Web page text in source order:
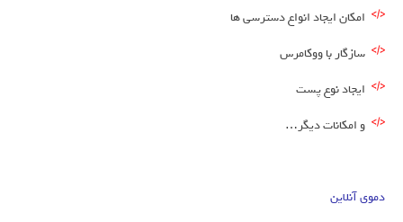
امکان ایجاد انواع دسترسی ها
سازگار با ووکامرس
ایجاد نوع پست
و امکانات دیگر…
دموی آنلاین